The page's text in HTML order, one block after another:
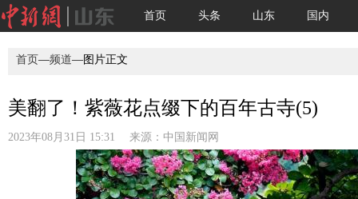
首页 头条 山东 国内
首页—频道—图片正文
美翻了！紫薇花点缀下的百年古寺(5)
2023年08月31日 15:31 来源： 中国新闻网